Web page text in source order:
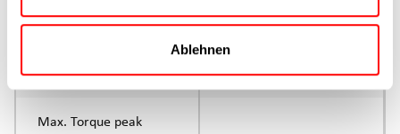
Ablehnen
continuous operation
Max. Torque peak